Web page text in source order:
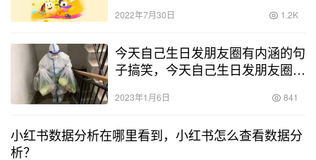
2022年7月30日 1.2K
今天自己生日发朋友圈有内涵的句
子搞笑，今天自己生日发朋友圈有
2023年1月6日 841
小红书数据分析在哪里看到，小红书怎么查看数据分
析？